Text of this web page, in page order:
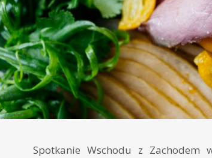
Spotkanie Wschodu z